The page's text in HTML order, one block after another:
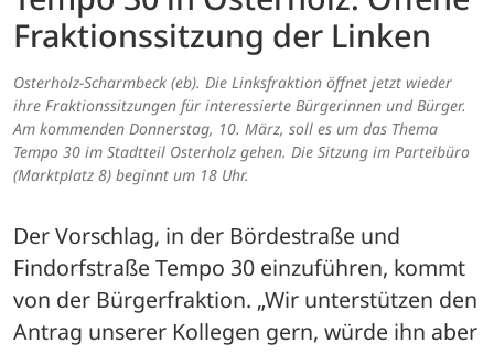
Fraktionssitzung der Linken
Osterholz-Scharmbeck (eb). Die Linksfraktion öffnet jetzt wieder
ihre Fraktionssitzungen für interessierte Bürgerinnen und Bürger.
Am kommenden Donnerstag, 10. März, soll es um das Thema
Tempo 30 im Stadtteil Osterholz gehen. Die Sitzung im Parteibüro
(Marktplatz 8) beginnt um 18 Uhr.
Der Vorschlag, in der Bördestraße und
Findorfstraße Tempo 30 einzuführen, kommt
von der Bürgerfraktion. „Wir unterstützen den
Antrag unserer Kollegen gern, würde ihn aber